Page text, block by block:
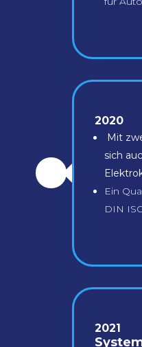
2020
Mit
sich
Ein
DIN
2021